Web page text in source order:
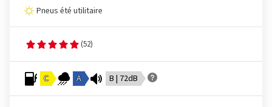
Pneus été utilitaire
(52)
C A B | 72dB